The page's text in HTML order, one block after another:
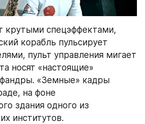
крутыми спецэффектами,
корабль пульсирует
пульт управления мигает
носят «настоящие»
«Земные» кадры
на фоне
здания одного из
институтов.